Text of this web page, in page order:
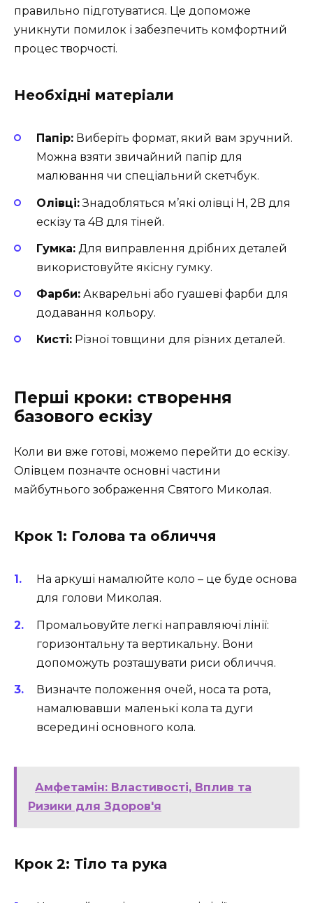
правильно підготуватися. Це допоможе
уникнути помилок і забезпечить комфортний
процес творчості.
Необхідні матеріали
Папір: Виберіть формат, який вам зручний.
Можна взяти звичайний папір для
малювання чи спеціальний скетчбук.
Олівці:Знадобляться м’які олівці H, 2B для
ескізу та 4B для тіней.
Гумка: Для виправлення дрібних деталей
використовуйте якісну гумку.
Фарби: Акварельні або гуашеві фарби для
додавання кольору.
Кисті: Різної товщини для різних деталей.
Перші кроки: створення
базового ескізу
Коли ви вже готові, можемо перейти до ескізу.
Олівцем позначте основні частини
майбутнього зображення Святого Миколая.
Крок 1: Голова та обличчя
На аркуші намалюйте коло – це буде основа
для голови Миколая.
Промальовуйте легкі направляючі лінії:
горизонтальну та вертикальну. Вони
допоможуть розташувати риси обличчя.
Визначте положення очей, носа та рота,
намалювавши маленькі кола та дуги
всередині основного кола.
Амфетамін: Властивості, Вплив та
Ризики для Здоров'я
Крок 2: Тіло та рука